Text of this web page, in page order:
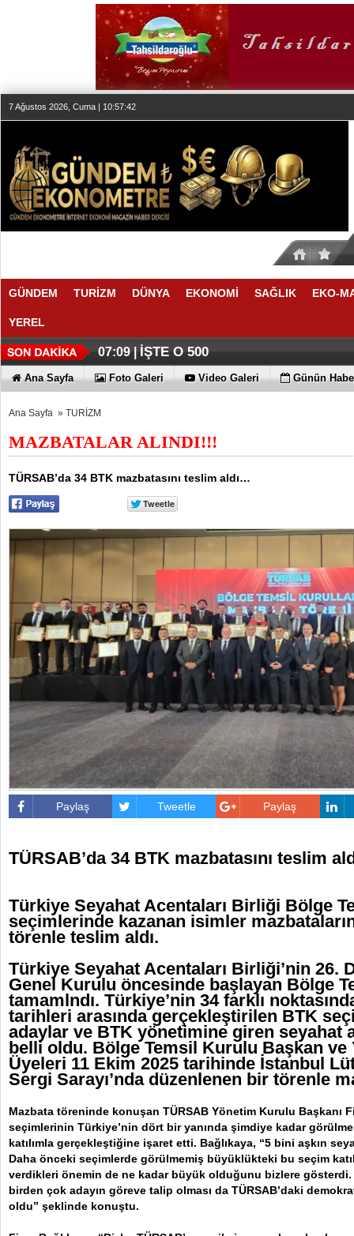
7 Ağustos 2026, Cuma | 10:57:43
GÜNDEM TURİZM DÜNYA EKONOMİ SAĞLIK EKO-
YEREL
07:09 | İŞTE O 500
Ana Sayfa Foto Galeri Video Galeri Günün
Ana Sayfa » TURİZM
MAZBATALAR ALINDI!!!
TÜRSAB’da 34 BTK mazbatasını teslim aldı…
Paylaş Tweetle Paylaş
TÜRSAB’da 34 BTK mazbatasını teslim
Türkiye Seyahat Acentaları Birliği Bölge
seçimlerinde kazanan isimler
törenle teslim aldı.
Türkiye Seyahat Acentaları Birliği’nin 26.
Genel Kurulu öncesinde başlayan Bölge
tamamlndı. Türkiye’nin 34 farklı
tarihleri arasında gerçekleştirilen BTK
adaylar ve BTK yönetimine giren seyahat
belli oldu. Bölge Temsil Kurulu Başkan
Üyeleri 11 Ekim 2025 tarihinde İstanbul
Sergi Sarayı’nda düzenlenen bir törenle
Mazbata töreninde konuşan TÜRSAB Yönetim Kurulu Başkanı
seçimlerinin Türkiye’nin dört bir yanında şimdiye kadar
katılımla gerçekleştiğine işaret etti. Bağlıkaya, “5 bini aşkın
Daha önceki seçimlerde görülmemiş büyüklükteki bu seçim
verdikleri önemin de ne kadar büyük olduğunu bizlere gösterdi.
birden çok adayın göreve talip olması da TÜRSAB’daki
oldu” şeklinde konuştu.